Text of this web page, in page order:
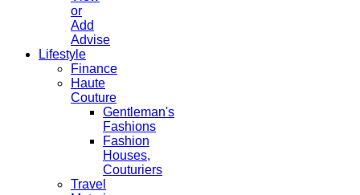
or
Add
Advise
Lifestyle
Finance
Haute
Couture
Gentleman's
Fashions
Fashion
Houses,
Couturiers
Travel